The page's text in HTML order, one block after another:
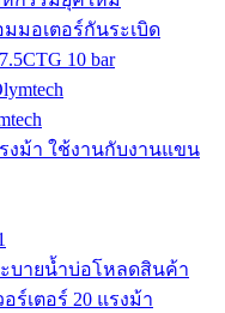
มมอเตอร์กันระเบิด
10 bar
งม้า ใช้งานกับงานแขน
ะบายน้ำบ่อโหลดสินค้า
ร์เตอร์ 20 แรงม้า